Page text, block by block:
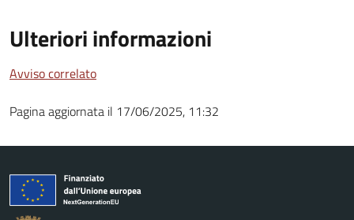
Ulteriori informazioni
Avviso correlato
Pagina aggiornata il 17/06/2025, 11:32